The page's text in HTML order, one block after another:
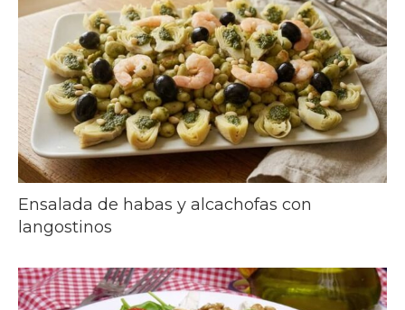
Ensalada de habas y alcachofas con
langostinos